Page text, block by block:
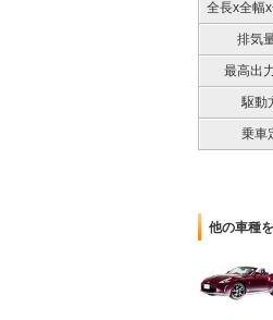
全長x全幅
排気
最高出
駆動
乗車
他の車種